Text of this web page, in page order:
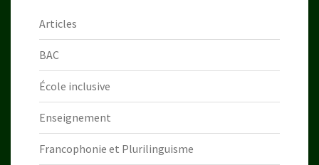
Articles
BAC
École inclusive
Enseignement
Francophonie et Plurilinguisme